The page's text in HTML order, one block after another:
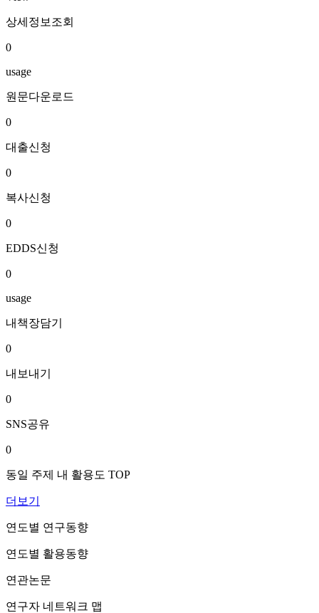
상세정보조회
0
usage
원문다운로드
0
대출신청
0
복사신청
0
EDDS신청
0
usage
내책장담기
0
내보내기
0
SNS공유
0
동일 주제 내 활용도 TOP
더보기
연도별 연구동향
연도별 활용동향
연관논문
연구자 네트워크 맵